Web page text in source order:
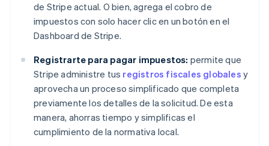
de Stripe actual. O bien, agrega el cobro de
impuestos con solo hacer clic en un botón en el
Dashboard de Stripe.
Registrarte para pagar impuestos: permite que
Stripe administre tus registros fiscales globales y
aprovecha un proceso simplificado que completa
previamente los detalles de la solicitud. De esta
manera, ahorras tiempo y simplificas el
cumplimiento de la normativa local.